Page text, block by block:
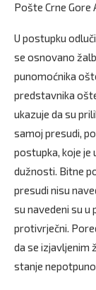
Pošte Crne Gore
U postupku
se osnovano
punomoćnika
predstavnika
ukazuje da su
samoj presudi,
postupka, koje je
dužnosti. Bitne
presudi nisu
su navedeni su u
protivrječni.
da se izjavljenim
stanje